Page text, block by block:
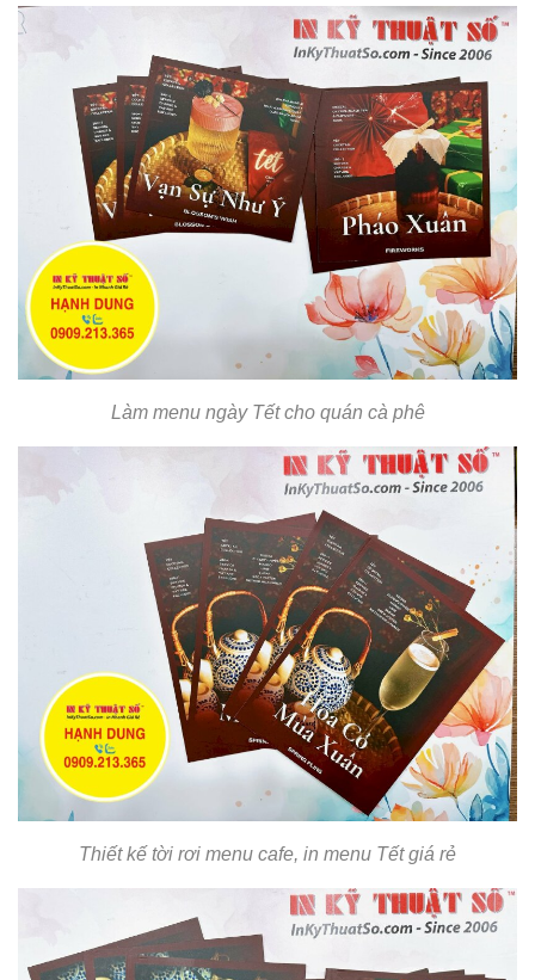
Làm menu ngày Tết cho quán cà phê
Thiết kế tời rơi menu cafe, in menu Tết giá rẻ